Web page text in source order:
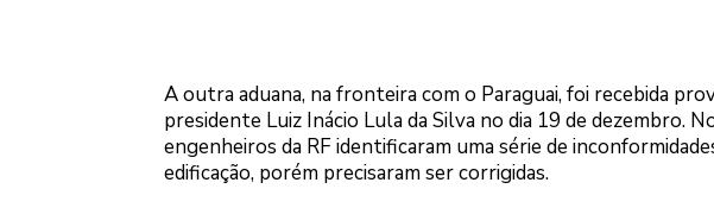
A outra aduana, na fronteira com o Paraguai, foi recebida
presidente Luiz Inácio Lula da Silva no dia 19 de dezembro.
engenheiros da RF identificaram uma série de
edificação, porém precisaram ser corrigidas.